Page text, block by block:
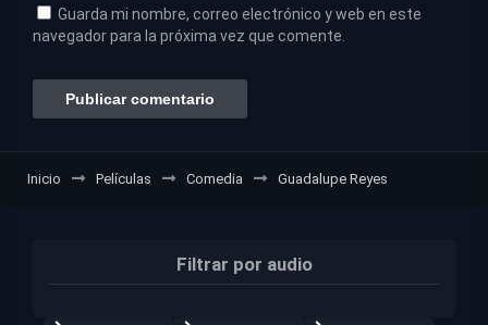
Guarda mi nombre, correo electrónico y web en este
navegador para la próxima vez que comente.
Inicio Películas Comedia Guadalupe Reyes
Filtrar por audio